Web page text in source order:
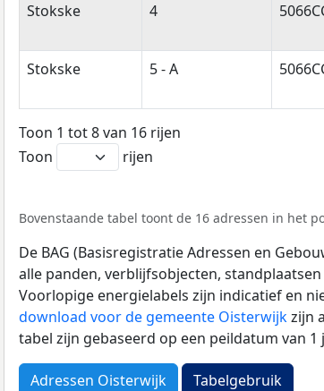
Stokske 4
Stokske 5 - A
Toon 1 tot 8 van 16 rijen
Toon
rijen
Bovenstaande tabel toont de 16 adressen in het
De BAG (Basisregistratie Adressen en
alle panden, verblijfsobjecten,
Voorlopige energielabels zijn indicatief en
download voor de gemeente Oisterwijkzijn
tabel zijn gebaseerd op een peildatum van
Adressen Oisterwijk Tabelgebruik